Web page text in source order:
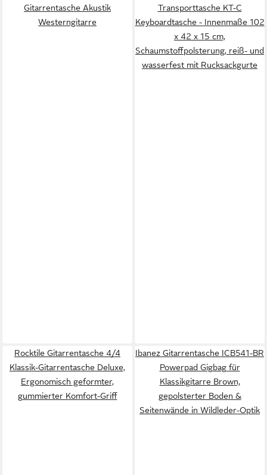
Gitarrentasche Akustik
Westerngitarre
Transporttasche KT-C
Keyboardtasche - Innenmaße 102
x 42 x 15 cm,
Schaumstoffpolsterung, reiß- und
wasserfest mit Rucksackgurte
Rocktile Gitarrentasche 4/4
Klassik-Gitarrentasche Deluxe,
Ergonomisch geformter,
gummierter Komfort-Griff
Ibanez Gitarrentasche ICB541-BR
Powerpad Gigbag für
Klassikgitarre Brown,
gepolsterter Boden &
Seitenwände in Wildleder-Optik